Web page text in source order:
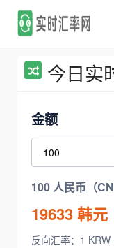
今日实
金额
100 人民币（
19633韩元
反向汇率：1